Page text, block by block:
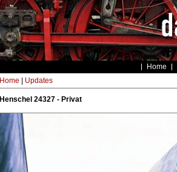
Home
Home Updates
Henschel 24327 - Privat